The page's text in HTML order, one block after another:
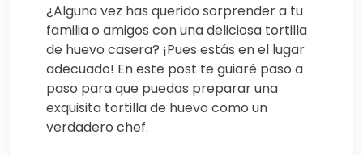
¿Alguna vez has querido sorprender a tu
familia o amigos con una deliciosa tortilla
de huevo casera? ¡Pues estás en el lugar
adecuado! En este post te guiaré paso a
paso para que puedas preparar una
exquisita tortilla de huevo como un
verdadero chef.